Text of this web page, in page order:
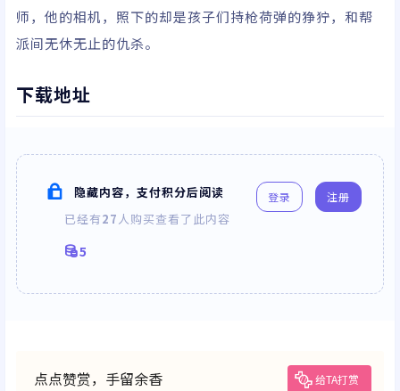
师，他的相机，照下的却是孩子们持枪荷弹的狰狞，和帮
派间无休无止的仇杀。
下载地址
隐藏内容，支付积分后阅读
已经有27 人购买查看了此内容
5
登录 注册
点点赞赏，手留余香 给TA打赏